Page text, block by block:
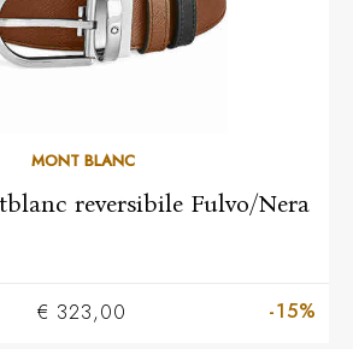
MONT BLANC
reversibile Fulvo/Nera
€ 323,00 -15%